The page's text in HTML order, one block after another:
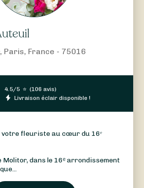
Paris, France - 75016
4.5/5 ⭐ (106 avis)
Livraison éclair disponible !
votre fleuriste au cœur du 16ᵉ
Molitor, dans le 16ᵉ arrondissement